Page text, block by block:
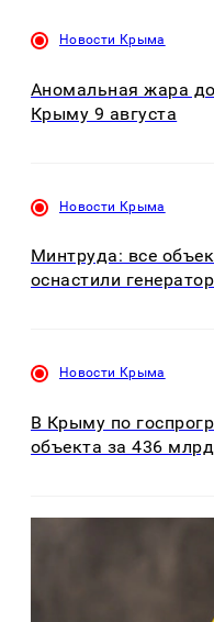
Новости Крыма
Аномальная жара
Крыму 9 августа
Новости Крыма
Минтруда: все
оснастили
Новости Крыма
В Крыму по
объекта за 436